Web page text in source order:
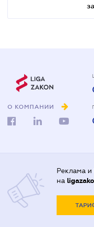
О КОМПАНИИ
Реклама и
на